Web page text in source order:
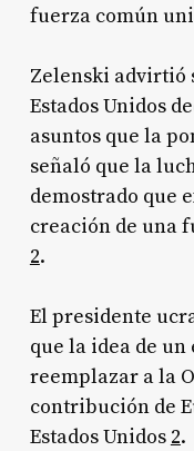
fuerza común
Zelenski advirtió
Estados Unidos
asuntos que la
señaló que la
demostrado que
creación de una
2.
El presidente
que la idea de
reemplazar a la
contribución de
Estados Unidos 2.